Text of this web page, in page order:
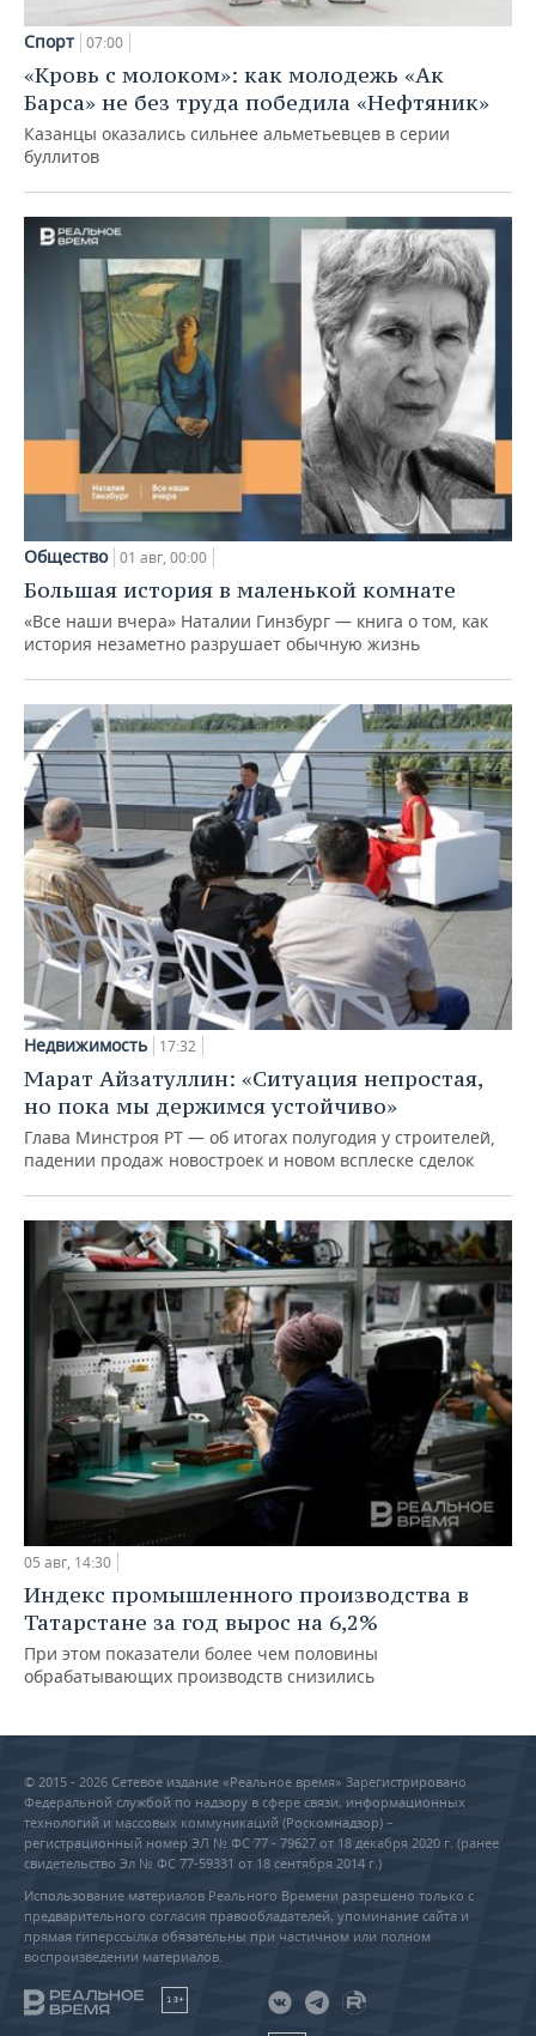
Спорт 07:00
«Кровь с молоком»: как молодежь «Ак
Барса» не без труда победила «Нефтяник»
Казанцы оказались сильнее альметьевцев в серии
буллитов
Общество 01 авг, 00:00
Большая история в маленькой комнате
«Все наши вчера» Наталии Гинзбург — книга о том, как
история незаметно разрушает обычную жизнь
Недвижимость 17:32
Марат Айзатуллин: «Ситуация непростая,
но пока мы держимся устойчиво»
Глава Минстроя РТ — об итогах полугодия у строителей,
падении продаж новостроек и новом всплеске сделок
05 авг, 14:30
Индекс промышленного производства в
Татарстане за год вырос на 6,2%
При этом показатели более чем половины
обрабатывающих производств снизились
© 2015 - 2026 Сетевое издание «Реальное время» Зарегистрировано
Федеральной службой по надзору в сфере связи, информационных
технологий и массовых коммуникаций (Роскомнадзор) –
регистрационный номер ЭЛ № ФС 77 - 79627 от 18 декабря 2020 г. (ранее
свидетельство Эл № ФС 77-59331 от 18 сентября 2014 г.)
Использование материалов Реального Времени разрешено только с
предварительного согласия правообладателей, упоминание сайта и
прямая гиперссылка обязательны при частичном или полном
воспроизведении материалов.
18+